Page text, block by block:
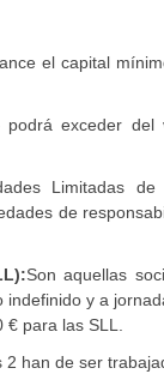
el capital
exceder
Limitadas de
de
Son aquellas
y a
€ para las SLL.
han de ser